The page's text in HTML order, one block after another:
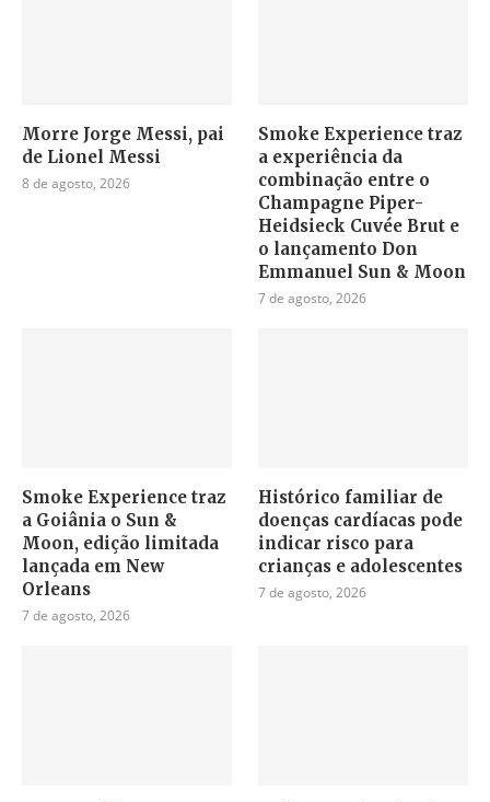
Morre Jorge Messi, pai
de Lionel Messi
8 de agosto, 2026
Smoke Experience traz
a experiência da
combinação entre o
Champagne Piper-
Heidsieck Cuvée Brut e
o lançamento Don
Emmanuel Sun & Moon
7 de agosto, 2026
Smoke Experience traz
a Goiânia o Sun &
Moon, edição limitada
lançada em New
Orleans
7 de agosto, 2026
Histórico familiar de
doenças cardíacas pode
indicar risco para
crianças e adolescentes
7 de agosto, 2026